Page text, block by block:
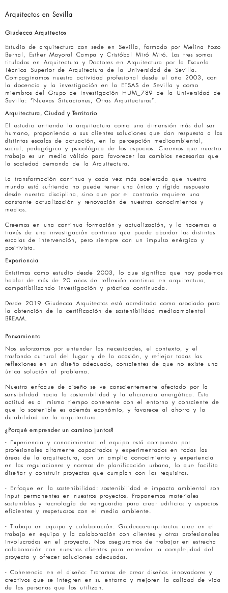
Arquitectos en Sevilla
Giudecca Arquitectos
Estudio de arquitectura con sede en Sevilla, formado por Melina Pozo
Bernal, Esther Mayoral Campa y Cristóbal Miró Miró. Los tres somos
titulados en Arquitectura y Doctores en Arquitectura por la Escuela
Técnica Superior de Arquitectura de la Universidad de Sevilla.
Compaginamos nuestra actividad profesional desde el año 2003, con
la docencia y la investigación en la ETSAS de Sevilla y como
miembros del Grupo de Investigación HUM_789 de la Universidad de
Sevilla: “Nuevas Situaciones, Otras Arquitecturas”.
Arquitectura, Ciudad y Territorio
El estudio entiende la arquitectura como una dimensión más del ser
humano, proponiendo a sus clientes soluciones que dan respuesta a las
distintas escalas de actuación, en la percepción medioambiental,
social, pedagógica y psicológica de los espacios. Creemos que nuestro
trabajo es un medio válido para favorecer los cambios necesarios que
la sociedad demanda de la Arquitectura.
La transformación continua y cada vez más acelerada que nuestro
mundo está sufriendo no puede tener una única y rígida respuesta
desde nuestra disciplina, sino que por el contrario requiere una
constante actualización y renovación de nuestros conocimientos y
medios.
Creemos en una continua formación y actualización, y lo hacemos a
través de una investigación continua que puede abordar las distintas
escalas de intervención, pero siempre con un impulso enérgico y
positivista.
Experiencia
Existimos como estudio desde 2003, lo que significa que hoy podemos
hablar de más de 20 años de reflexión continua en arquitectura,
compatibilizando investigación y práctica continuada.
Desde 2019 Giudecca Arquitectos está acreditado como asociado para
la obtención de la certificación de sostenibilidad medioambiental
BREAM.
Pensamiento
Nos esforzamos por entender las necesidades, el contexto, y el
trasfondo cultural del lugar y de la ocasión, y reflejar todas las
reflexiones en un diseño adecuado, conscientes de que no existe una
única solución al problema.
Nuestro enfoque de diseño se ve conscientemente afectado por la
sensibilidad hacia la sostenibilidad y la eficiencia energética. Esta
actitud es al mismo tiempo coherente con el entorno y consciente de
que lo sostenible es además económio, y favorece al ahorro y la
durabilidad de la arquitectura.
¿Porqué emprender un camino juntos?
- Experiencia y conocimientos: el equipo está compuesto por
profesionales altamente capacitados y experimentados en todas las
áreas de la arquitectura, con un amplio conocimiento y experiencia
en las regulaciones y normas de planificación urbana, lo que facilita
diseñar y construir proyectos que cumplan con los requisitos.
- Enfoque en la sostenibilidad: sostenibilidad e impacto ambiental son
input permanentes en nuestros proyectos. Proponemos materiales
sostenibles y tecnología de vanguardia para crear edificios y espacios
eficientes y respetuosos con el medio ambiente.
- Trabajo en equipo y colaboración: Giudecca-arquitectos cree en el
trabajo en equipo y la colaboración con clientes y otros profesionales
involucrados en el proyecto. Nos aseguramos de trabajar en estrecha
colaboración con nuestros clientes para entender la complejidad del
proyecto y ofrecer soluciones adecuadas.
- Coherencia en el diseño: Tratamos de crear diseños innovadores y
creativos que se integren en su entorno y mejoren la calidad de vida
de las personas que los utilizan.